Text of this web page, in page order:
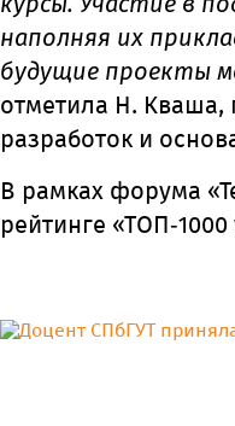
наполняя их
будущие проекты
отметила Н. Кваша,
разработок и
В рамках форума
рейтинге